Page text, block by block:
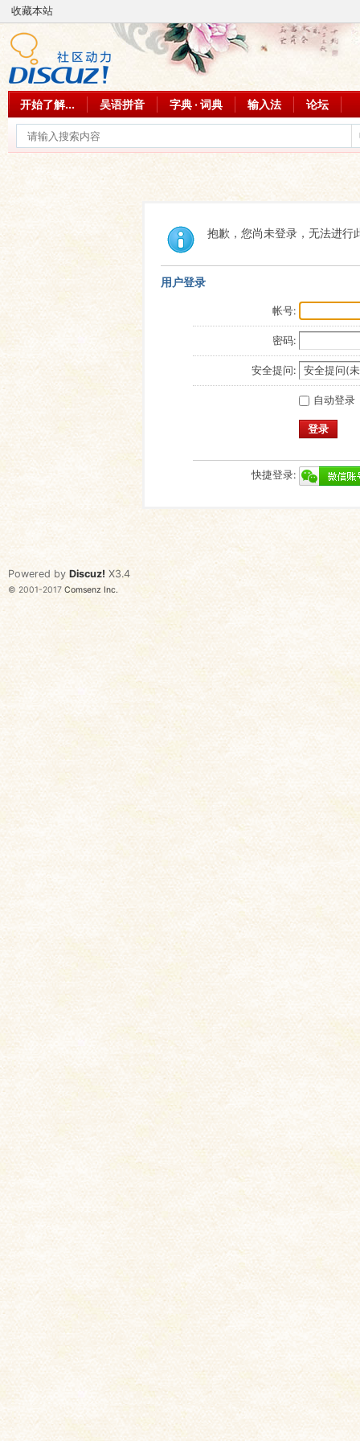
收藏本站
开始了解... 吴语拼音 字典 · 词典 输入法 论坛
抱歉，您尚未登录，无法进行
用户登录
帐号:
密码:
安全提问:
自动登录
登录
快捷登录:
Powered by Discuz! X3.4
© 2001-2017 Comsenz Inc.